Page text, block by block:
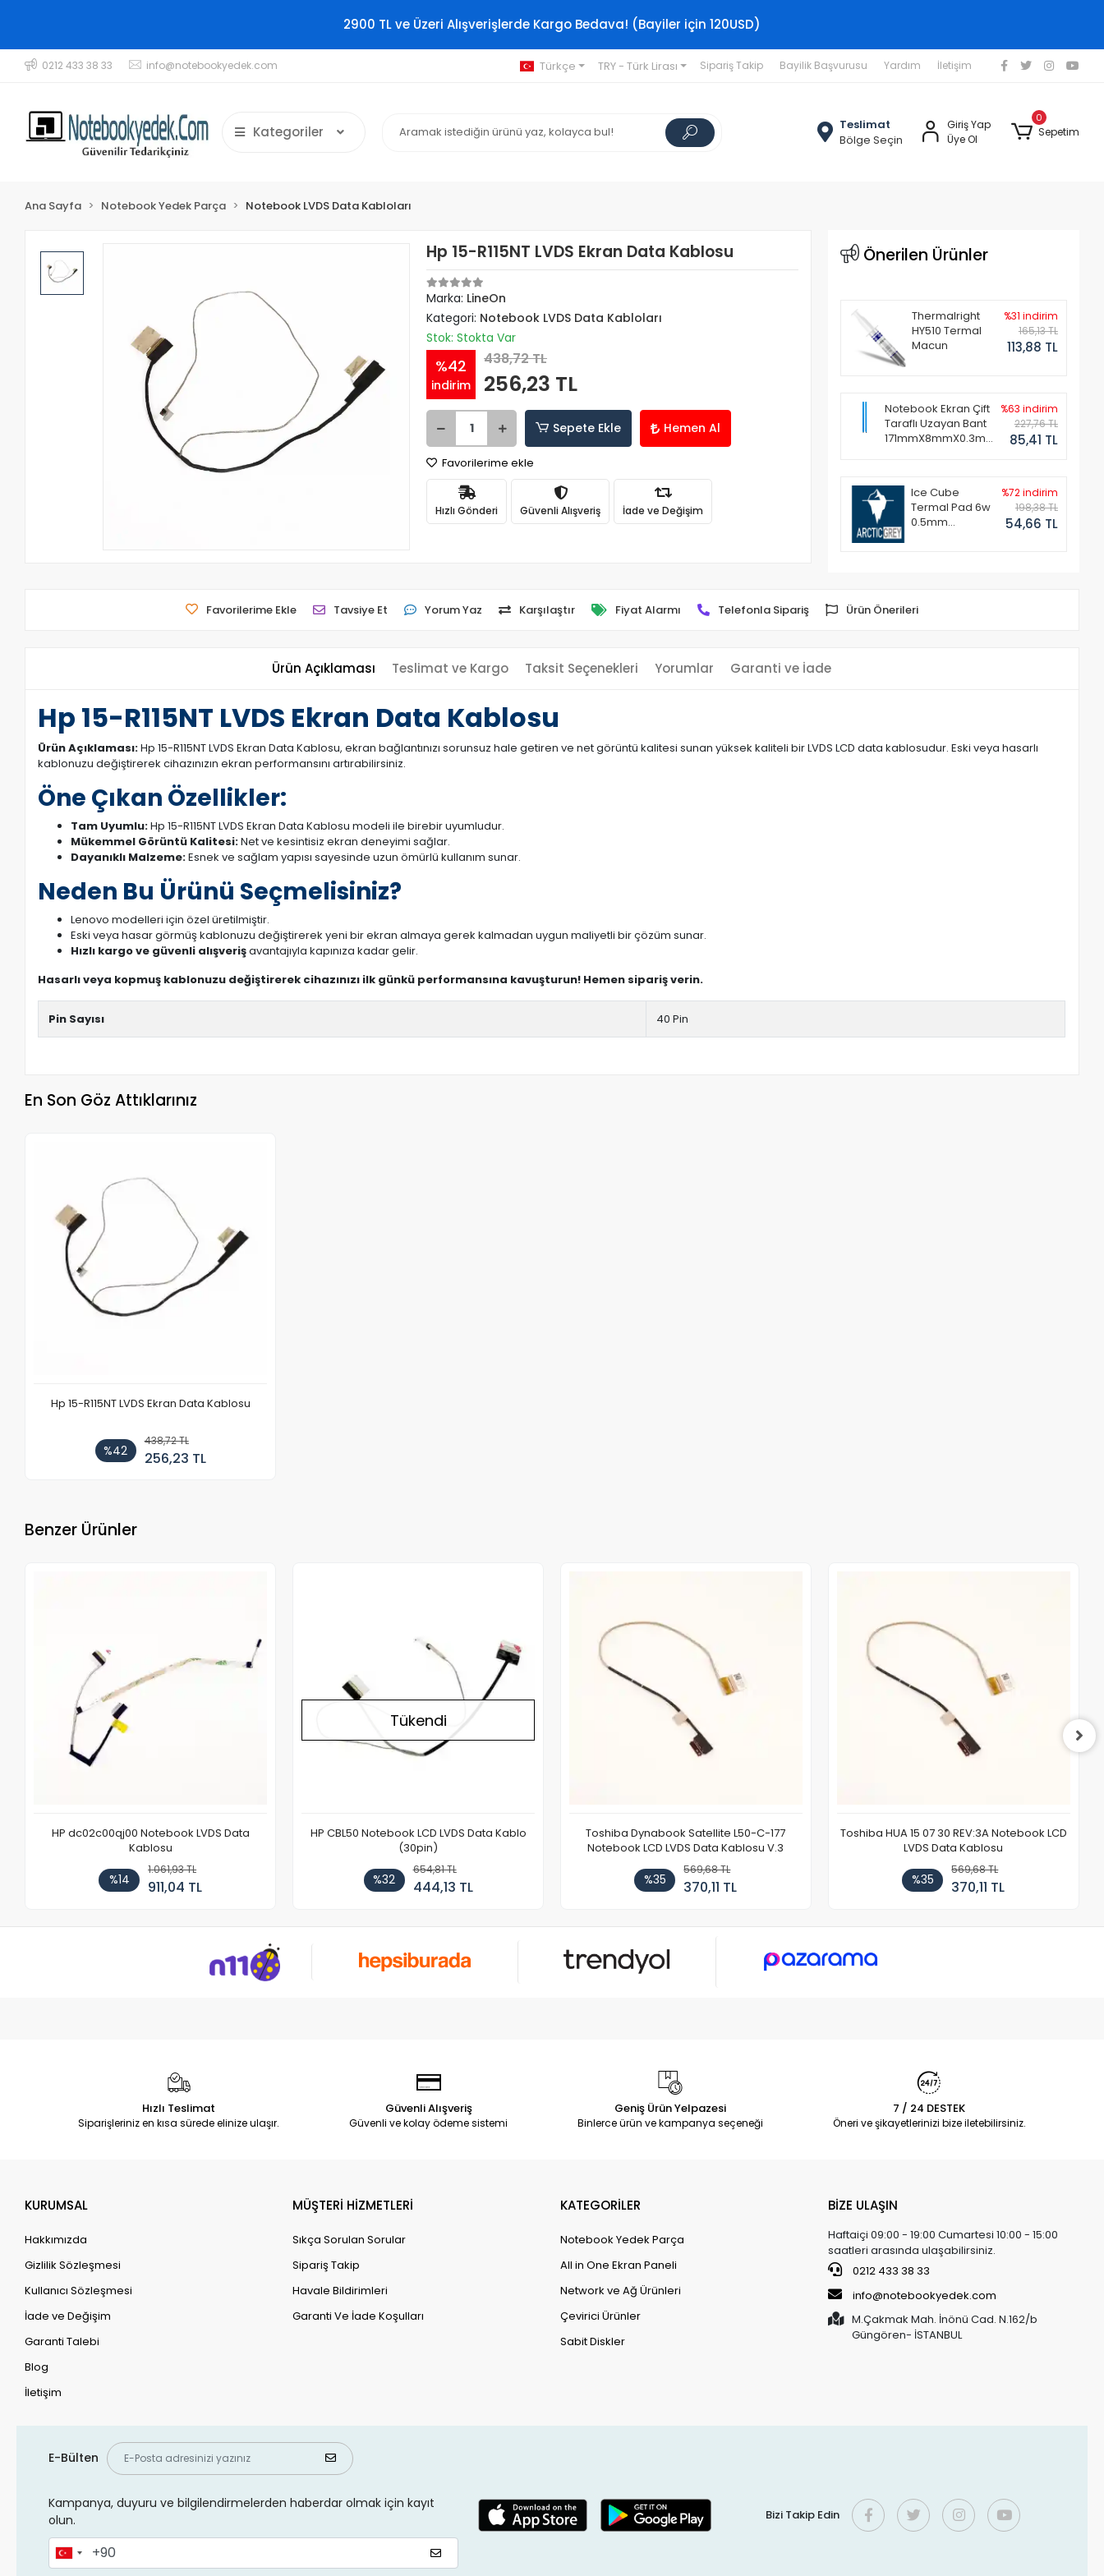
2900 TL ve Üzeri Alışverişlerde Kargo Bedava! (Bayiler için 120USD)
0212 433 38 33 info@notebookyedek.com Türkçe TRY - Türk Lirası Sipariş Takip Bayilik Başvurusu Yardım İletişim
Kategoriler
Teslimat
Bölge Seçin
Giriş Yap
Üye Ol
0
Sepetim
Ana Sayfa Notebook Yedek Parça Notebook LVDS Data Kabloları
Hp 15-R115NT LVDS Ekran Data Kablosu
Marka: LineOn
Kategori: Notebook LVDS Data Kabloları
Stok: Stokta Var
%42
indirim
438,72 TL
256,23 TL
Sepete Ekle Hemen Al
Favorilerime ekle
Hızlı Gönderi Güvenli Alışveriş İade ve Değişim
Önerilen Ürünler
Thermalright
HY510 Termal
Macun
%31 indirim
165,13 TL
113,88 TL
Notebook Ekran Çift
Taraflı Uzayan Bant
171mmX8mmX0.3mm
%63 indirim
227,76 TL
85,41 TL
Ice Cube
Termal Pad 6w
0.5mm
%72 indirim
198,38 TL
54,66 TL
Favorilerime Ekle Tavsiye Et Yorum Yaz Karşılaştır Fiyat Alarmı Telefonla Sipariş Ürün Önerileri
Ürün Açıklaması Teslimat ve Kargo Taksit Seçenekleri Yorumlar Garanti ve İade
Hp 15-R115NT LVDS Ekran Data Kablosu
Ürün Açıklaması:Hp 15-R115NT LVDS Ekran Data Kablosu, ekran bağlantınızı sorunsuz hale getiren ve net görüntü kalitesi sunan yüksek kaliteli bir LVDS LCD data kablosudur. Eski veya hasarlı
kablonuzu değiştirerek cihazınızın ekran performansını artırabilirsiniz.
Öne Çıkan Özellikler:
Tam Uyumlu:Hp 15-R115NT LVDS Ekran Data Kablosu modeli ile birebir uyumludur.
Mükemmel Görüntü Kalitesi:Net ve kesintisiz ekran deneyimi sağlar.
Dayanıklı Malzeme:Esnek ve sağlam yapısı sayesinde uzun ömürlü kullanım sunar.
Neden Bu Ürünü Seçmelisiniz?
Lenovo modelleri için özel üretilmiştir.
Eski veya hasar görmüş kablonuzu değiştirerek yeni bir ekran almaya gerek kalmadan uygun maliyetli bir çözüm sunar.
Hızlı kargo ve güvenli alışverişavantajıyla kapınıza kadar gelir.
Hasarlı veya kopmuş kablonuzu değiştirerek cihazınızı ilk günkü performansına kavuşturun! Hemen sipariş verin.
Pin Sayısı 40 Pin
En Son Göz Attıklarınız
Hp 15-R115NT LVDS Ekran Data Kablosu
%42
438,72 TL
256,23 TL
Benzer Ürünler
HP dc02c00qj00 Notebook LVDS Data
Kablosu
%14
1.061,93 TL
911,04 TL
Tükendi
HP CBL50 Notebook LCD LVDS Data Kablo
(30pin)
%32
654,81 TL
444,13 TL
Toshiba Dynabook Satellite L50-C-177
Notebook LCD LVDS Data Kablosu V.3
%35
569,68 TL
370,11 TL
Toshiba HUA 15 07 30 REV:3A Notebook LCD
LVDS Data Kablosu
%35
569,68 TL
370,11 TL
Hızlı Teslimat
Siparişleriniz en kısa sürede elinize ulaşır.
Güvenli Alışveriş
Güvenli ve kolay ödeme sistemi
Geniş Ürün Yelpazesi
Binlerce ürün ve kampanya seçeneği
7 / 24 DESTEK
Öneri ve şikayetlerinizi bize iletebilirsiniz.
KURUMSAL
Hakkımızda
Gizlilik Sözleşmesi
Kullanıcı Sözleşmesi
İade ve Değişim
Garanti Talebi
Blog
İletişim
MÜŞTERİ HİZMETLERİ
Sıkça Sorulan Sorular
Sipariş Takip
Havale Bildirimleri
Garanti Ve İade Koşulları
KATEGORİLER
Notebook Yedek Parça
All in One Ekran Paneli
Network ve Ağ Ürünleri
Çevirici Ürünler
Sabit Diskler
BİZE ULAŞIN
Haftaiçi 09:00 - 19:00 Cumartesi 10:00 - 15:00
saatleri arasında ulaşabilirsiniz.
0212 433 38 33
info@notebookyedek.com
M.Çakmak Mah. İnönü Cad. N.162/b
Güngören- İSTANBUL
E-Bülten
Kampanya, duyuru ve bilgilendirmelerden haberdar olmak için kayıt
olun.
Bizi Takip Edin